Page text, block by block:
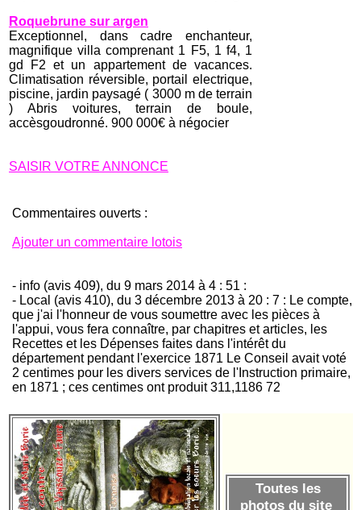
Roquebrune sur argen
Exceptionnel, dans cadre enchanteur,
magnifique villa comprenant 1 F5, 1 f4, 1
gd F2 et un appartement de vacances.
Climatisation réversible, portail electrique,
piscine, jardin paysagé ( 3000 m de terrain
) Abris voitures, terrain de boule,
accèsgoudronné. 900 000€ à négocier
SAISIR VOTRE ANNONCE
Commentaires ouverts :
Ajouter un commentaire lotois
- info (avis 409), du 9 mars 2014 à 4 : 51 :
- Local (avis 410), du 3 décembre 2013 à 20 : 7 : Le compte,
que j'ai l'honneur de vous soumettre avec les pièces à
l'appui, vous fera connaître, par chapitres et articles, les
Recettes et les Dépenses faites dans l'intérêt du
département pendant l'exercice 1871 Le Conseil avait voté
2 centimes pour les divers services de l'Instruction primaire,
en 1871 ; ces centimes ont produit 311,1186 72
Toutes les
photos du site